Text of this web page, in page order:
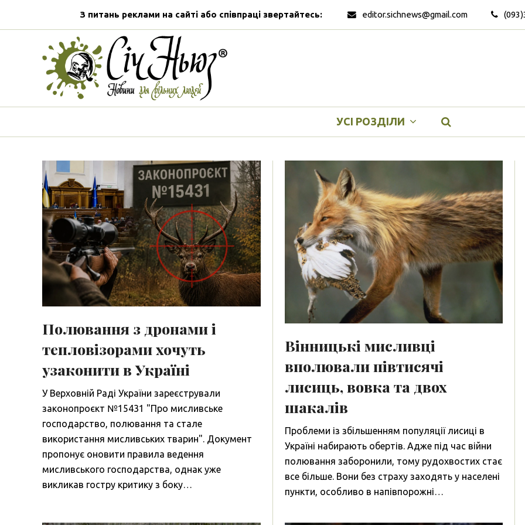
З питань реклами на сайті або співпраці звертайтесь: editor.sichnews@gmail.com
УСІ РОЗДІЛИ
Полювання з дронами і
тепловізорами хочуть
узаконити в Україні
У Верховній Раді України зареєстрували
законопроєкт №15431 "Про мисливське
господарство, полювання та стале
використання мисливських тварин". Документ
пропонує оновити правила ведення
мисливського господарства, однак уже
викликав гостру критику з боку…
Вінницькі мисливці
вполювали півтисячі
лисиць, вовка та двох
шакалів
Проблеми із збільшенням популяції лисиці в
Україні набирають обертів. Адже під час війни
полювання заборонили, тому рудохвостих стає
все більше. Вони без страху заходять у населені
пункти, особливо в напівпорожні…